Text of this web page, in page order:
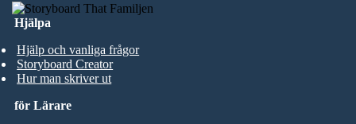
Hjälpa
Hjälp och vanliga frågor
Storyboard Creator
Hur man skriver ut
för Lärare